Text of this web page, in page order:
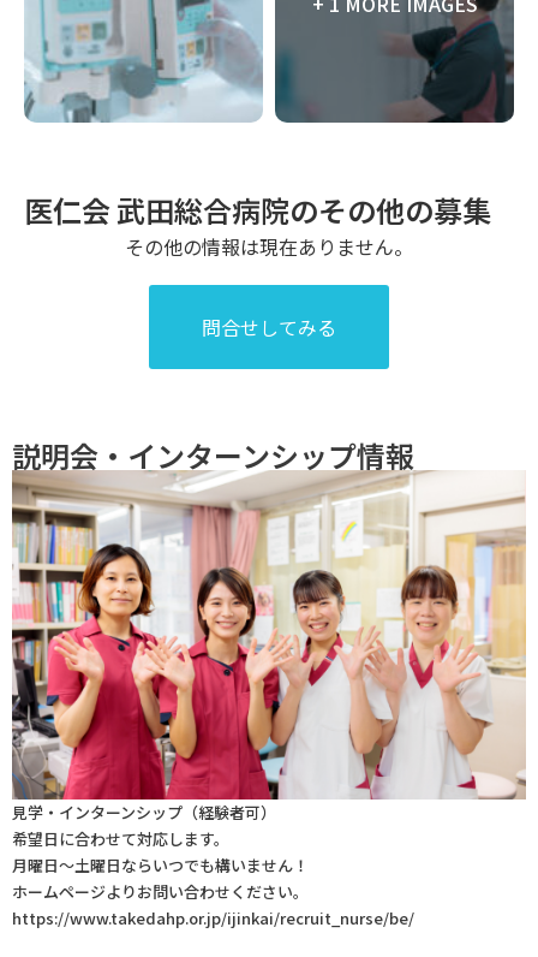
医仁会 武田総合病院のその他の募集
その他の情報は現在ありません。
説明会・インターンシップ情報
見学・インターンシップ（経験者可）
希望日に合わせて対応します。
月曜日～土曜日ならいつでも構いません！
ホームページよりお問い合わせください。
https://www.takedahp.or.jp/ijinkai/recruit_nurse/be/